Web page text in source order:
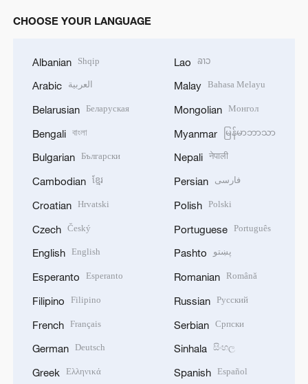
CHOOSE YOUR LANGUAGE
Albanian Shqip
Arabic العربية
Belarusian Беларуская
Bengali বাংলা
Bulgarian Български
Cambodian ខ្មែរ
Croatian Hrvatski
Czech Český
English English
Esperanto Esperanto
Filipino Filipino
French Français
German Deutsch
Greek Ελληνικά
Lao ລາວ
Malay Bahasa Melayu
Mongolian Монгол
Myanmar မြန်မာဘာသာ
Nepali नेपाली
Persian فارسی
Polish Polski
Portuguese Português
Pashto پښتو
Romanian Română
Russian Русский
Serbian Српски
Sinhala සිංහල
Spanish Español